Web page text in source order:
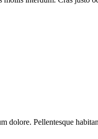
Pellentesque